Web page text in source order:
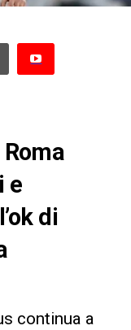
e
di
continua a